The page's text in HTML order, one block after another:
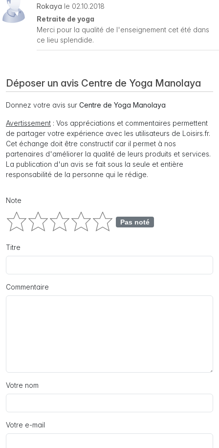
Rokaya le 02.10.2018
Retraite de yoga
Merci pour la qualité de l'enseignement cet été dans
ce lieu splendide.
Déposer un avis Centre de Yoga Manolaya
Donnez votre avis sur Centre de Yoga Manolaya
Avertissement : Vos appréciations et commentaires permettent
de partager votre expérience avec les utilisateurs de Loisirs.fr.
Cet échange doit être constructif car il permet à nos
partenaires d'améliorer la qualité de leurs produits et services.
La publication d'un avis se fait sous la seule et entière
responsabilité de la personne qui le rédige.
Note
Pas noté
Titre
Commentaire
Votre nom
Votre e-mail